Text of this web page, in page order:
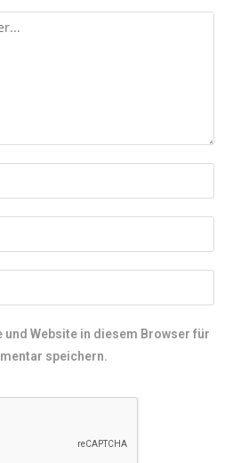
und Website in diesem Browser für
speichern.